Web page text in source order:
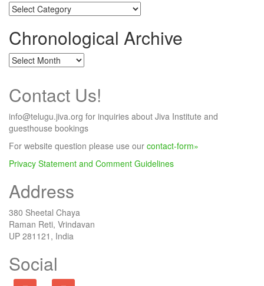
Article
Archive
Chronological Archive
Chronological
Archive
Contact Us!
info@telugu.jiva.org for inquiries about Jiva Institute and
guesthouse bookings
For website question please use our contact-form»
Privacy Statement and Comment Guidelines
Address
380 Sheetal Chaya
Raman Reti, Vrindavan
UP 281121, India
Social